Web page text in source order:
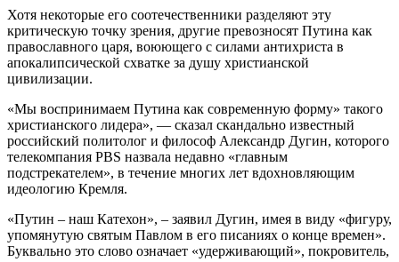
Хотя некоторые его соотечественники разделяют эту
критическую точку зрения, другие превозносят Путина как
православного царя, воюющего с силами антихриста в
апокалипсической схватке за душу христианской
цивилизации.
«Мы воспринимаем Путина как современную форму» такого
христианского лидера», — сказал скандально известный
российский политолог и философ Александр Дугин, которого
телекомпания PBS назвала недавно «главным
подстрекателем», в течение многих лет вдохновляющим
идеологию Кремля.
«Путин – наш Катехон», – заявил Дугин, имея в виду «фигуру,
упомянутую святым Павлом в его писаниях о конце времен».
Буквально это слово означает «удерживающий», покровитель,